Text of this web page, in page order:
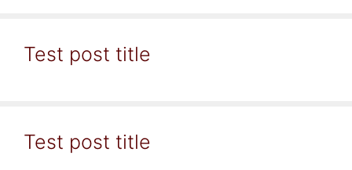
Test post title
Test post title